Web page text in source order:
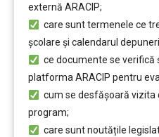
externă ARACIP;
care sunt termenele ce
școlare și calendarul
ce documente se verifică
platforma ARACIP pentru
cum se desfășoară vizita
program;
care sunt noutățile